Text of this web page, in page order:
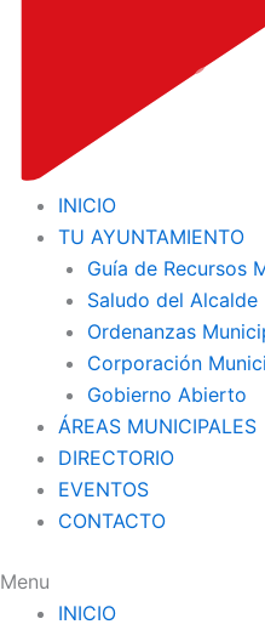
INICIO
TU AYUNTAMIENTO
Guía de Recursos
Saludo del Alcalde
Ordenanzas
Corporación
Gobierno Abierto
ÁREAS MUNICIPALES
DIRECTORIO
EVENTOS
CONTACTO
Menu
INICIO